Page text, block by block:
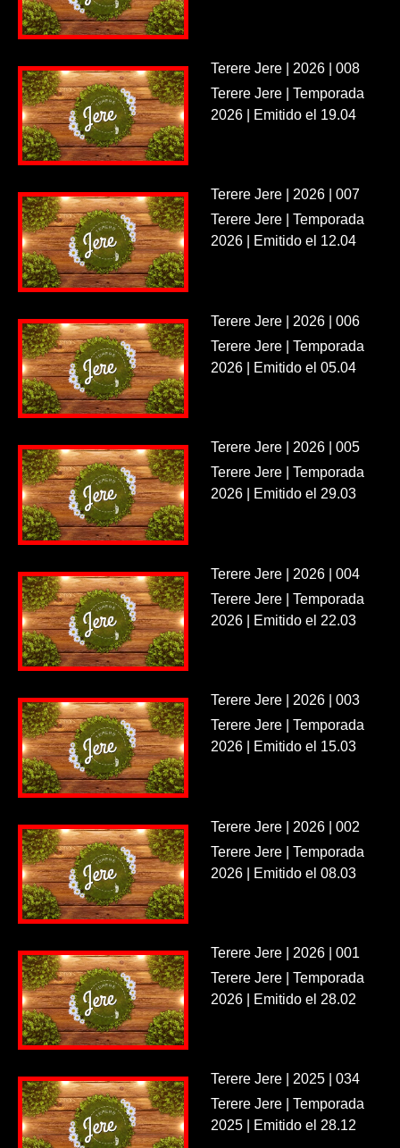
Terere Jere | 2026 | 008
Terere Jere | Temporada
2026 | Emitido el 19.04
Terere Jere | 2026 | 007
Terere Jere | Temporada
2026 | Emitido el 12.04
Terere Jere | 2026 | 006
Terere Jere | Temporada
2026 | Emitido el 05.04
Terere Jere | 2026 | 005
Terere Jere | Temporada
2026 | Emitido el 29.03
Terere Jere | 2026 | 004
Terere Jere | Temporada
2026 | Emitido el 22.03
Terere Jere | 2026 | 003
Terere Jere | Temporada
2026 | Emitido el 15.03
Terere Jere | 2026 | 002
Terere Jere | Temporada
2026 | Emitido el 08.03
Terere Jere | 2026 | 001
Terere Jere | Temporada
2026 | Emitido el 28.02
Terere Jere | 2025 | 034
Terere Jere | Temporada
2025 | Emitido el 28.12